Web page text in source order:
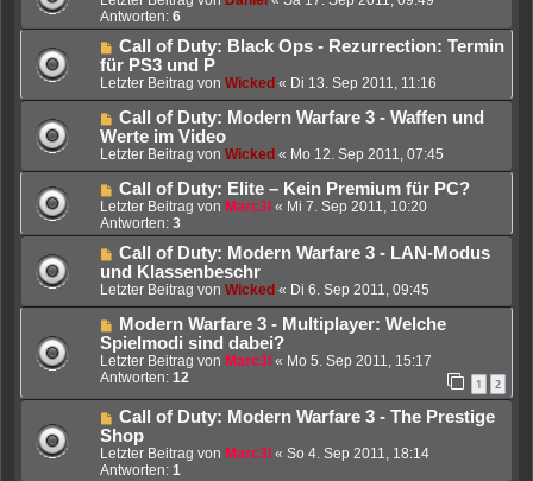
Antworten: 6
Call of Duty: Black Ops - Rezurrection: Termin
für PS3 und P
Letzter Beitrag von Wicked « Di 13. Sep 2011, 11:16
Call of Duty: Modern Warfare 3 - Waffen und
Werte im Video
Letzter Beitrag von Wicked « Mo 12. Sep 2011, 07:45
Call of Duty: Elite – Kein Premium für PC?
Letzter Beitrag von Marc3l « Mi 7. Sep 2011, 10:20
Antworten: 3
Call of Duty: Modern Warfare 3 - LAN-Modus
und Klassenbeschr
Letzter Beitrag von Wicked « Di 6. Sep 2011, 09:45
Modern Warfare 3 - Multiplayer: Welche
Spielmodi sind dabei?
Letzter Beitrag von Marc3l « Mo 5. Sep 2011, 15:17
Antworten: 12 1 2
Call of Duty: Modern Warfare 3 - The Prestige
Shop
Letzter Beitrag von Marc3l « So 4. Sep 2011, 18:14
Antworten: 1